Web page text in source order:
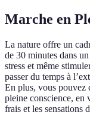
Marche en
La nature offre un
de 30 minutes dans
stress et même
passer du temps à
En plus, vous pouvez
pleine conscience, en
frais et les sensations